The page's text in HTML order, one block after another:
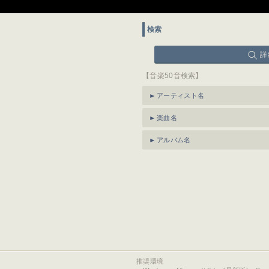
検索
詳
【音楽50音検索】
アーティスト名
楽曲名
アルバム名
推奨環境